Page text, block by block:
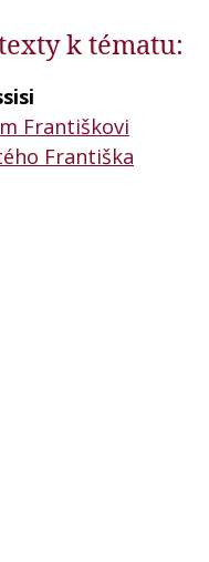
k tématu:
Františkovi
Františka